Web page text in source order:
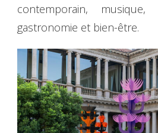
contemporain, musique,
gastronomie et bien-être.